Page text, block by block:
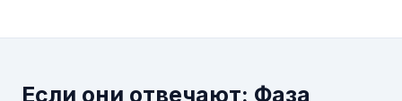
Если они отвечают: Фаза